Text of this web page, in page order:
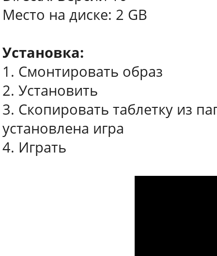
Место на диске: 2 GB
Установка:
1. Смонтировать образ
2. Установить
3. Скопировать таблетку из
установлена игра
4. Играть